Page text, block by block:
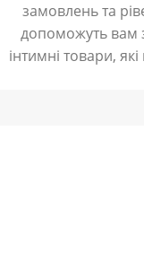
замовлень та
допоможуть вам
інтимні товари,